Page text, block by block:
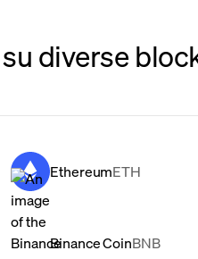
diverse
EthereumETH
Binance CoinBNB